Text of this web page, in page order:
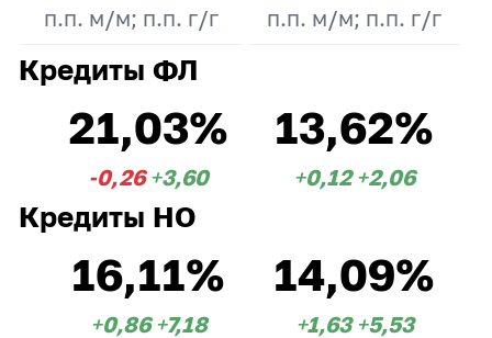
п.п. м/м; п.п. г/г п.п. м/м; п.п. г/г
Кредиты ФЛ
21,03%
-0,26 +3,60
13,62%
+0,12 +2,06
Кредиты НО
16,11%
+0,86 +7,18
14,09%
+1,63 +5,53